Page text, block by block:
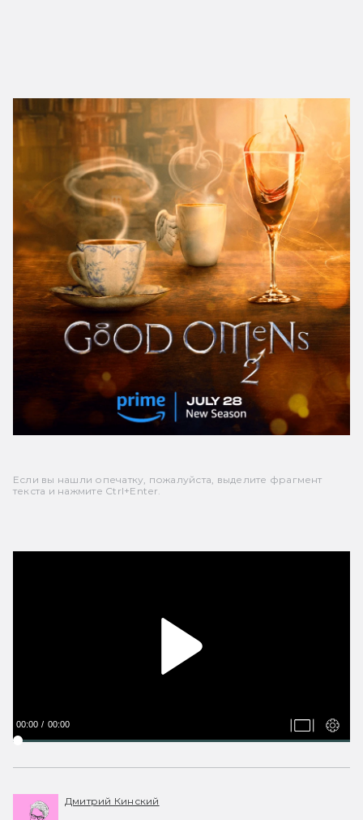
Если вы нашли опечатку, пожалуйста, выделите фрагмент
текста и нажмите Ctrl+Enter.
00:00 00:00
Дмитрий Кинский